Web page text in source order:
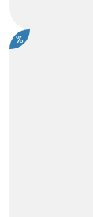
%